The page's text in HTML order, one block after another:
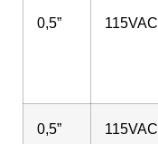
0,5” 115VAC
0,5” 115VAC